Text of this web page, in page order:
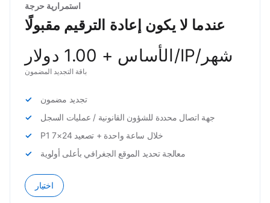
استمرارية حرجة
عندما لا يكون إعادة الترقيم مقبولًا
الأساس + 1.00 دولار/IP/شهر
باقة التجديد المضمون
تجديد مضمون
جهة اتصال محددة للشؤون القانونية / عمليات السجل
P1 خلال ساعة واحدة + تصعيد 24×7
معالجة تحديد الموقع الجغرافي بأعلى أولوية
اختيار